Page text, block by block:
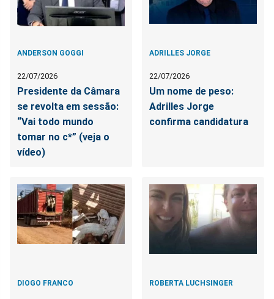
ANDERSON GOGGI
22/07/2026
Presidente da Câmara
se revolta em sessão:
“Vai todo mundo
tomar no c*” (veja o
vídeo)
ADRILLES JORGE
22/07/2026
Um nome de peso:
Adrilles Jorge
confirma candidatura
DIOGO FRANCO ROBERTA LUCHSINGER